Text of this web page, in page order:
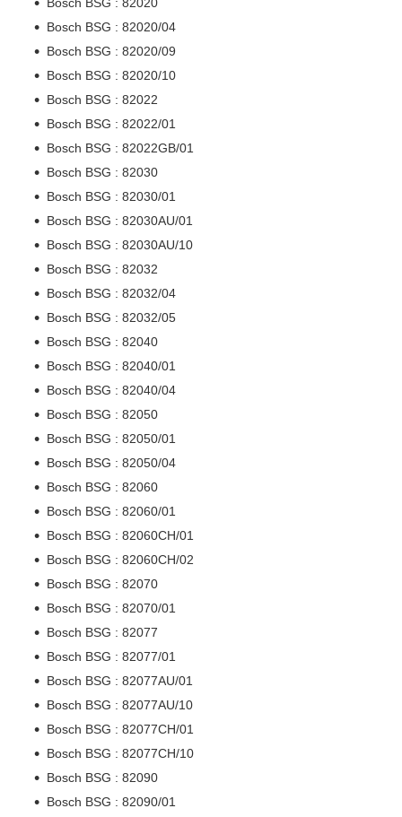
Bosch BSG : 82020/04
Bosch BSG : 82020/09
Bosch BSG : 82020/10
Bosch BSG : 82022
Bosch BSG : 82022/01
Bosch BSG : 82022GB/01
Bosch BSG : 82030
Bosch BSG : 82030/01
Bosch BSG : 82030AU/01
Bosch BSG : 82030AU/10
Bosch BSG : 82032
Bosch BSG : 82032/04
Bosch BSG : 82032/05
Bosch BSG : 82040
Bosch BSG : 82040/01
Bosch BSG : 82040/04
Bosch BSG : 82050
Bosch BSG : 82050/01
Bosch BSG : 82050/04
Bosch BSG : 82060
Bosch BSG : 82060/01
Bosch BSG : 82060CH/01
Bosch BSG : 82060CH/02
Bosch BSG : 82070
Bosch BSG : 82070/01
Bosch BSG : 82077
Bosch BSG : 82077/01
Bosch BSG : 82077AU/01
Bosch BSG : 82077AU/10
Bosch BSG : 82077CH/01
Bosch BSG : 82077CH/10
Bosch BSG : 82090
Bosch BSG : 82090/01